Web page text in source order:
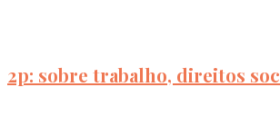
2p: sobre trabalho, direitos